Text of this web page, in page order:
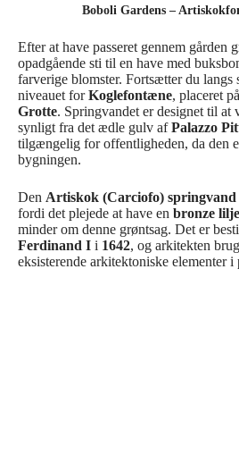
Boboli Gardens –
Efter at have passeret gennem gården
opadgående sti til en have med
farverige blomster. Fortsætter du langs
niveauet forKoglefontæne, placeret
Grotte. Springvandet er designet til at
synligt fra det ædle gulv afPalazzo
tilgængelig for offentligheden, da den
bygningen.
Den Artiskok (Carciofo) springvand
fordi det plejede at have en bronze lilje
minder om denne grøntsag. Det er
Ferdinand I i 1642, og arkitekten
eksisterende arkitektoniske elementer i